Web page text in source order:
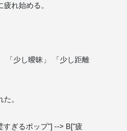
れ始める。
「少し曖昧」 「少し距離
。
すぎるポップ"] --> B["疲